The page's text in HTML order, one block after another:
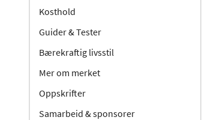
Kosthold
Guider & Tester
Bærekraftig livsstil
Mer om merket
Oppskrifter
Samarbeid & sponsorer